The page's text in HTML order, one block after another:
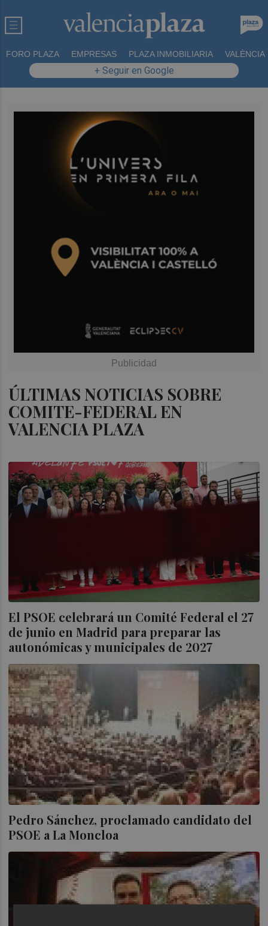
FORO PLAZA EMPRESAS PLAZA INMOBILIARIA VALÈNCIA
+ Seguir en Google
ÚLTIMAS NOTICIAS SOBRE
COMITE-FEDERAL EN
VALENCIA PLAZA
El PSOE celebrará un Comité Federal el 27
de junio en Madrid para preparar las
autonómicas y municipales de 2027
Pedro Sánchez, proclamado candidato del
PSOE a La Moncloa